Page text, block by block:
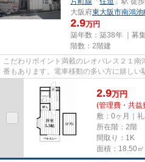
大阪府東大阪市南鴻池
2.9万円
築年数：築38年 ｜募
階数：2階建
こだわりポイント満載のレオパレス２１
番もあります。電車移動の多い方に嬉し
は窓からの陽当りも良い、快...
2.9万円
(管理費・共益
敷：0ヶ月｜
所在階：2階
間取り：1K
面積：18.50㎡